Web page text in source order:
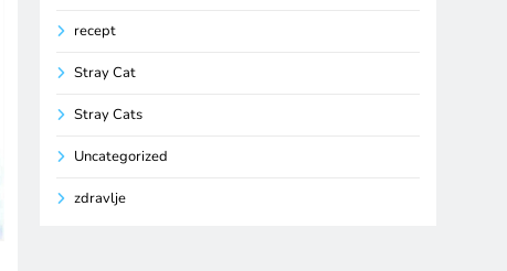
recept
Stray Cat
Stray Cats
Uncategorized
zdravlje